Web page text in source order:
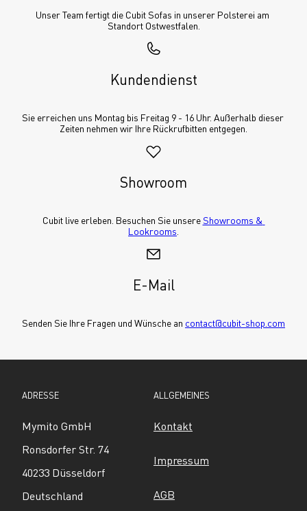
Unser Team fertigt die Cubit Sofas in unserer Polsterei am
Standort Ostwestfalen.
Kundendienst
Sie erreichen uns Montag bis Freitag 9 - 16 Uhr. Außerhalb dieser
Zeiten nehmen wir Ihre Rückrufbitten entgegen.
Showroom
Cubit live erleben. Besuchen Sie unsere Showrooms &
Lookrooms
E-Mail
Senden Sie Ihre Fragen und Wünsche an contact@cubit-shop.com
ADRESSE
Mymito GmbH
Ronsdorfer Str. 74
40233 Düsseldorf
Deutschland
ALLGEMEINES
Kontakt
Impressum
AGB